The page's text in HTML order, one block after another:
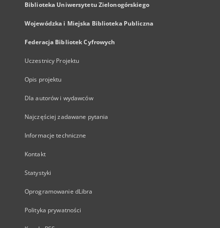
Biblioteka Uniwersytetu Zielonogórskiego
Wojewódzka i Miejska Biblioteka Publiczna
Federacja Bibliotek Cyfrowych
Uczestnicy Projektu
Opis projektu
Dla autorów i wydawców
Najczęściej zadawane pytania
Informacje techniczne
Kontakt
Statystyki
Oprogramowanie dLibra
Polityka prywatności